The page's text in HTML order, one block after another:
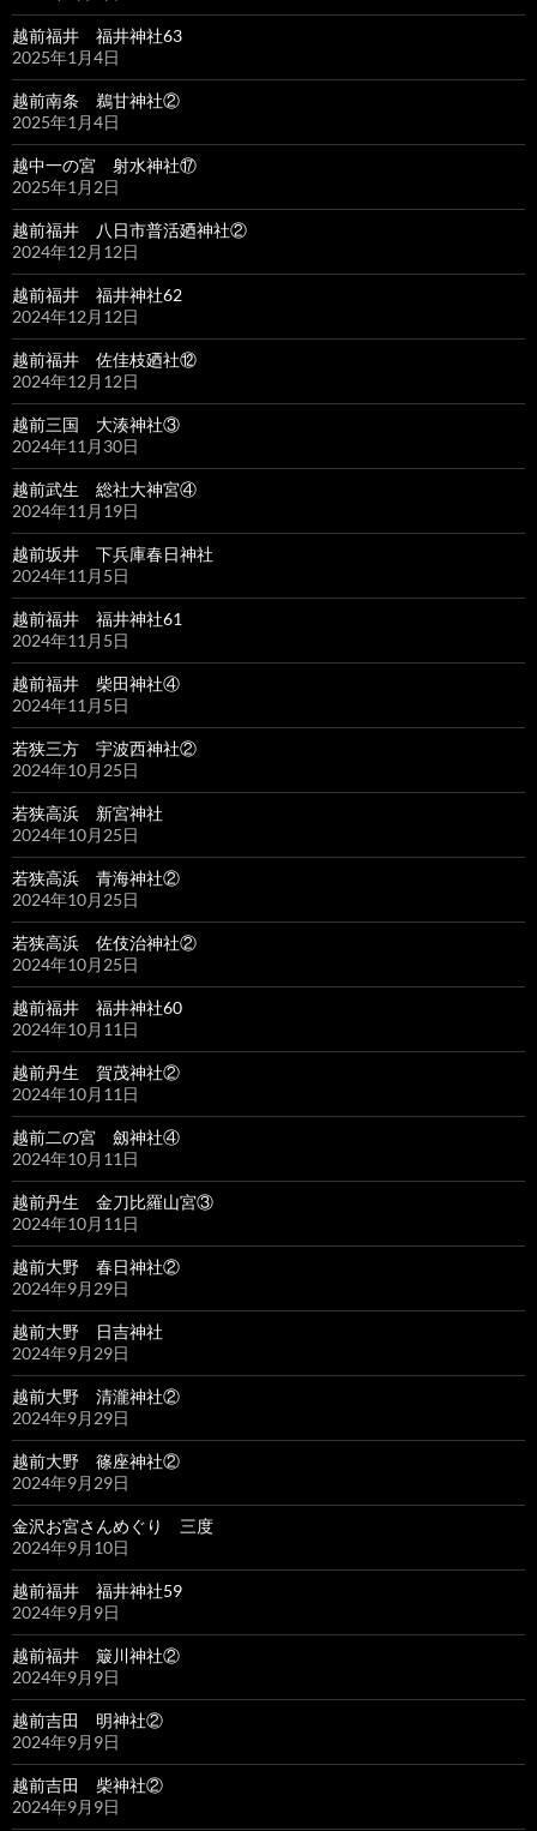
越前福井 福井神社63
2025年1月4日
越前南条 鵜甘神社②
2025年1月4日
越中一の宮 射水神社⑰
2025年1月2日
越前福井 八日市普活廼神社②
2024年12月12日
越前福井 福井神社62
2024年12月12日
越前福井 佐佳枝廼社⑫
2024年12月12日
越前三国 大湊神社③
2024年11月30日
越前武生 総社大神宮④
2024年11月19日
越前坂井 下兵庫春日神社
2024年11月5日
越前福井 福井神社61
2024年11月5日
越前福井 柴田神社④
2024年11月5日
若狭三方 宇波西神社②
2024年10月25日
若狭高浜 新宮神社
2024年10月25日
若狭高浜 青海神社②
2024年10月25日
若狭高浜 佐伎治神社②
2024年10月25日
越前福井 福井神社60
2024年10月11日
越前丹生 賀茂神社②
2024年10月11日
越前二の宮 劔神社④
2024年10月11日
越前丹生 金刀比羅山宮③
2024年10月11日
越前大野 春日神社②
2024年9月29日
越前大野 日吉神社
2024年9月29日
越前大野 清瀧神社②
2024年9月29日
越前大野 篠座神社②
2024年9月29日
金沢お宮さんめぐり 三度
2024年9月10日
越前福井 福井神社59
2024年9月9日
越前福井 簸川神社②
2024年9月9日
越前吉田 明神社②
2024年9月9日
越前吉田 柴神社②
2024年9月9日